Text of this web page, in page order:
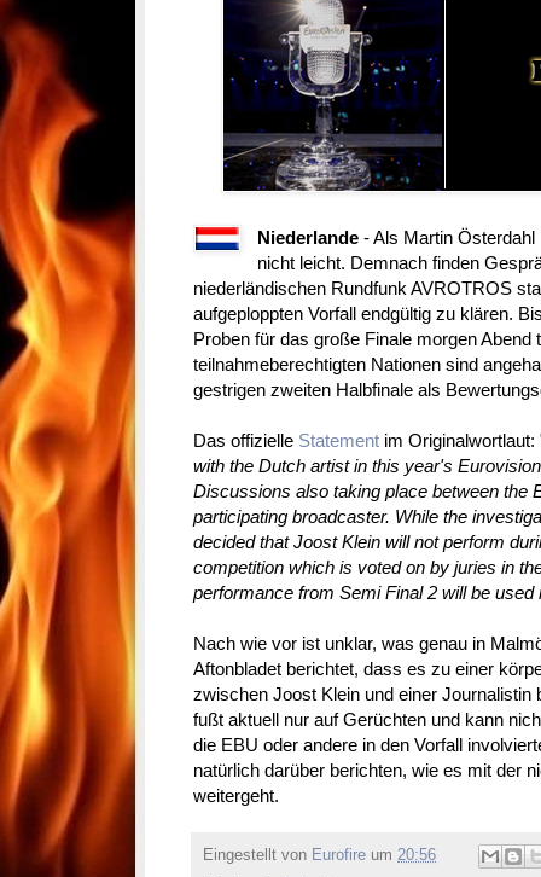
Niederlande - Als Martin
nicht leicht. Demnach finden
niederländischen Rundfunk AVROTROS
aufgeploppten Vorfall endgültig zu klären.
Proben für das große Finale morgen Abend
teilnahmeberechtigten Nationen sind
gestrigen zweiten Halbfinale als
Das offizielle Statement im Originalwortlaut:
with the Dutch artist in this year's
Discussions also taking place between the
participating broadcaster. While the
decided that Joost Klein will not perform
competition which is voted on by juries in
performance from Semi Final 2 will be used
Nach wie vor ist unklar, was genau in
Aftonbladet berichtet, dass es zu einer
zwischen Joost Klein und einer
fußt aktuell nur auf Gerüchten und kann
die EBU oder andere in den Vorfall
natürlich darüber berichten, wie es mit der
weitergeht.
Eingestellt von Eurofire um 20:56